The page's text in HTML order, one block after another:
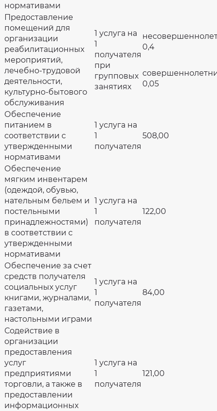
нормативами
Предоставление
помещений для
организации
реабилитационных
мероприятий,
лечебно-трудовой
деятельности,
культурно-бытового
обслуживания
1 услуга на
1
получателя
при
групповых
занятиях
0,4
0,05
Обеспечение
питанием в
соответствии с
утвержденными
нормативами
1 услуга на
1
получателя
508,00
Обеспечение
мягким инвентарем
(одеждой, обувью,
нательным бельем и
постельными
принадлежностями)
в соответствии с
утвержденными
нормативами
1 услуга на
1
получателя
122,00
Обеспечение за счет
средств получателя
социальных услуг
книгами, журналами,
газетами,
настольными играми
1 услуга на
1
получателя
84,00
Содействие в
организации
предоставления
услуг
предприятиями
торговли, а также в
предоставлении
информационных
1 услуга на
1
получателя
121,00